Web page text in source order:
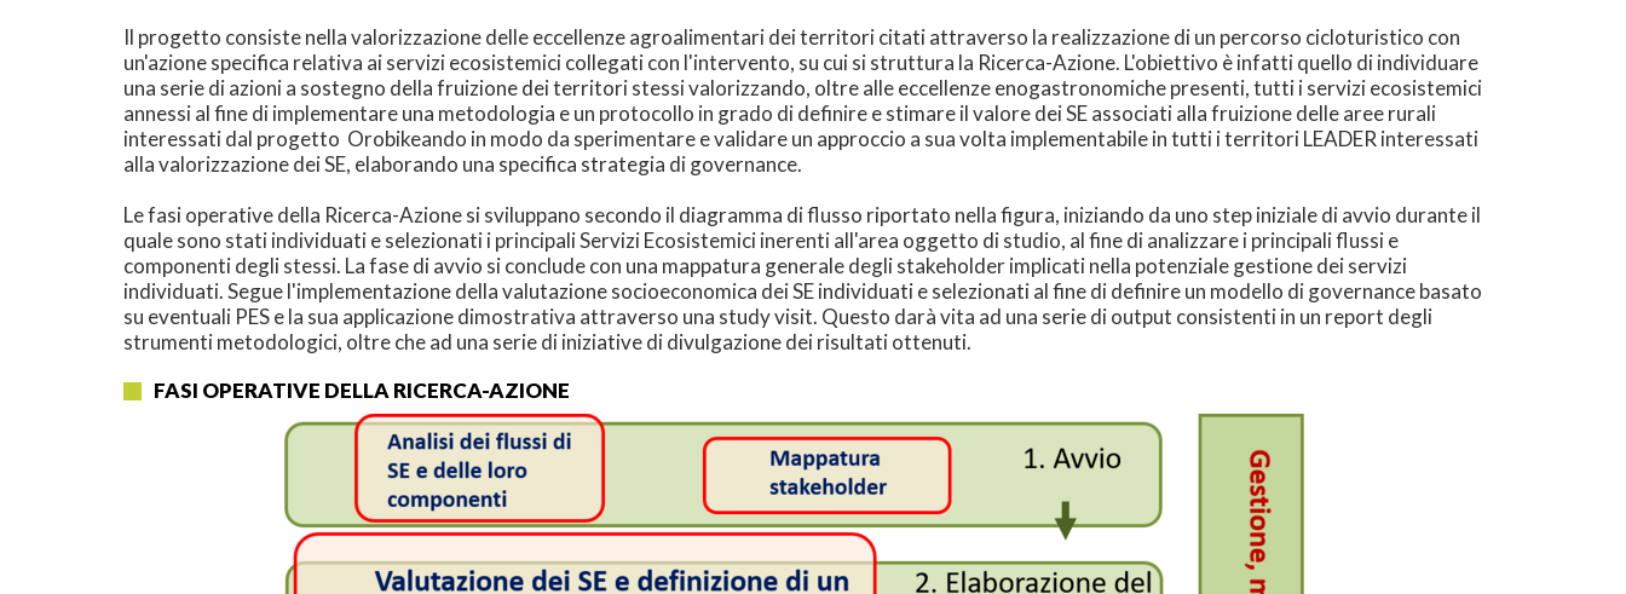
Il progetto consiste nella valorizzazione delle eccellenze agroalimentari dei territori citati attraverso la realizzazione di un percorso cicloturistico con
un'azione specifica relativa ai servizi ecosistemici collegati con l'intervento, su cui si struttura la Ricerca-Azione. L'obiettivo è infatti quello di individuare
una serie di azioni a sostegno della fruizione dei territori stessi valorizzando, oltre alle eccellenze enogastronomiche presenti, tutti i servizi ecosistemici
annessi al fine di implementare una metodologia e un protocollo in grado di definire e stimare il valore dei SE associati alla fruizione delle aree rurali
interessati dal progetto Orobikeando in modo da sperimentare e validare un approccio a sua volta implementabile in tutti i territori LEADER interessati
alla valorizzazione dei SE, elaborando una specifica strategia di governance.
Le fasi operative della Ricerca-Azione si sviluppano secondo il diagramma di flusso riportato nella figura, iniziando da uno step iniziale di avvio durante il
quale sono stati individuati e selezionati i principali Servizi Ecosistemici inerenti all'area oggetto di studio, al fine di analizzare i principali flussi e
componenti degli stessi. La fase di avvio si conclude con una mappatura generale degli stakeholder implicati nella potenziale gestione dei servizi
individuati. Segue l'implementazione della valutazione socioeconomica dei SE individuati e selezionati al fine di definire un modello di governance basato
su eventuali PES e la sua applicazione dimostrativa attraverso una study visit. Questo darà vita ad una serie di output consistenti in un report degli
strumenti metodologici, oltre che ad una serie di iniziative di divulgazione dei risultati ottenuti.
FASI OPERATIVE DELLA RICERCA-AZIONE